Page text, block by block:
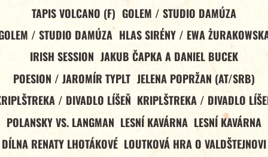
TAPIS VOLCANO (F) GOLEM / STUDIO DAMÚZA
/ STUDIO DAMÚZA HLAS SIRÉNY / EWA
IRISH SESSION JAKUB ČAPKA A DANIEL BUCEK
POESION / JAROMÍR TYPLT JELENA POPRŽAN (AT/SRB)
/ DIVADLO LÍŠEŇ KRIPLŠTREKA / DIVADLO
POLANSKY VS. LANGMAN LESNÍ KAVÁRNA LESNÍ KAVÁRNA
DÍLNA RENATY LHOTÁKOVÉ LOUTKOVÁ HRA O VALDŠTEJNOVI